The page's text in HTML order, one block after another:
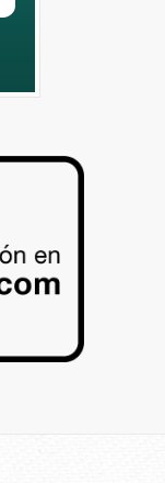
facilitar
dar a
del
normás